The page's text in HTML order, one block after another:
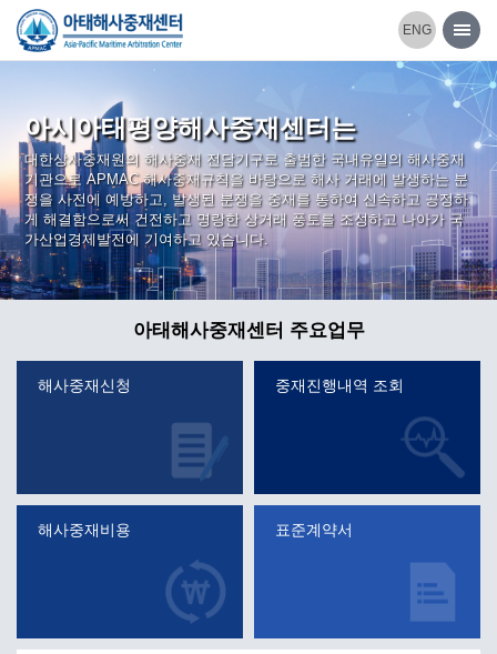
본문 바로가기
ENG
아시아태평양해사중재센터는
대한상사중재원의 해사중재 전담기구로 출범한 국내유일의 해사중재
기관으로 APMAC 해사중재규칙을 바탕으로 해사 거래에 발생하는 분
쟁을 사전에 예방하고, 발생된 분쟁을 중재를 통하여 신속하고 공정하
게 해결함으로써 건전하고 명랑한 상거래 풍토를 조성하고 나아가 국
가산업경제발전에 기여하고 있습니다.
아태해사중재센터 주요업무
해사중재신청 중재진행내역 조회
해사중재비용 표준계약서